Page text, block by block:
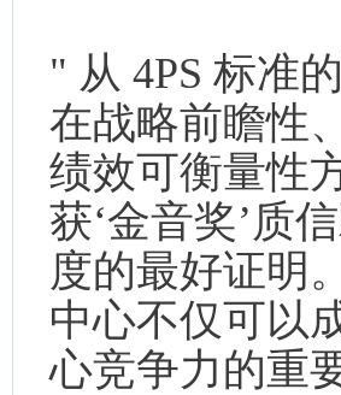
" 从 4PS 标准
在战略前瞻性
绩效可衡量性
获‘金音奖’质
度的最好证明
中心不仅可以
心竞争力的重